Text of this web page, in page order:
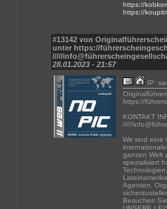
https://
https://
#13142 von
unter https://
/////
28.01.2023 - 21:57
IP:
https://
KONTAKT
/////
Wir sind eine
ganzen Welt
spezialisiert
Agenten,
Besuchen